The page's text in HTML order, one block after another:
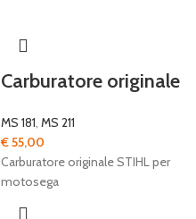
Carburatore originale
MS 181, MS 211
€55,00
Carburatore originale STIHL per
motosega